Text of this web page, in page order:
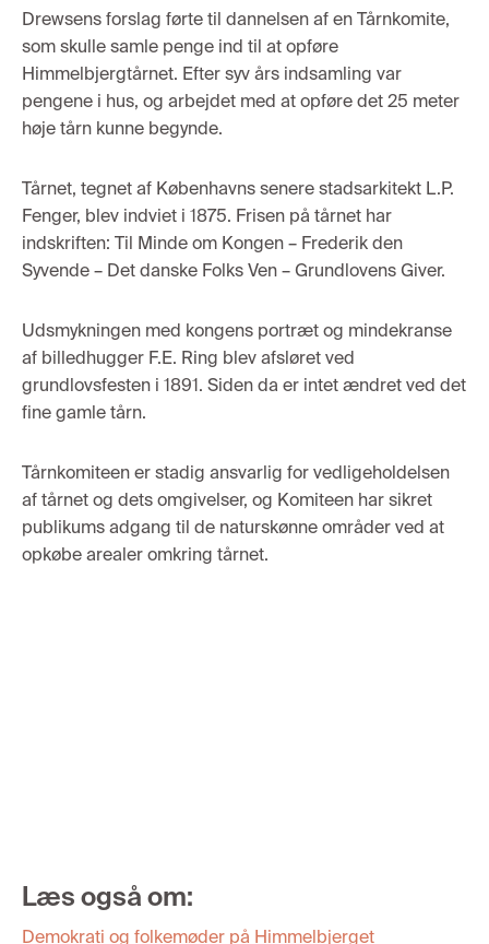
Drewsens forslag førte til dannelsenafenTårnkomite,
som skulle samle penge ind til at opføre
Himmelbjergtårnet. Efter syv års indsamling var
pengene i hus, og arbejdet med at opføre det 25 meter
høje tårn kunne begynde.
Tårnet, tegnet af Københavns senere stadsarkitekt L.P.
Fenger, blev indviet i 1875. Frisen på tårnet har
indskriften: Til Minde om Kongen – Frederik den
Syvende– Det danske FolksVen – Grundlovens Giver.
Udsmykningen med kongens portræt og mindekranse
af billedhugger F.E. Ring blev afsløret ved
grundlovsfesten i 1891. Siden da er intet ændret ved det
fine gamle tårn.
Tårnkomiteen er stadig ansvarlig for vedligeholdelsen
af tårnet og dets omgivelser, og Komiteen har sikret
publikums adgang til de naturskønne områder ved at
opkøbe arealer omkring tårnet.
Læs også om:
Demokrati og folkemøder på Himmelbjerget